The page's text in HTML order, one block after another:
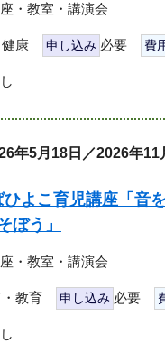
・教室・講演会
康 申し込み 必要 費
年5月18日／2026年11
よこ育児講座「音
ぼう」
・教室・講演会
教育 申し込み 必要